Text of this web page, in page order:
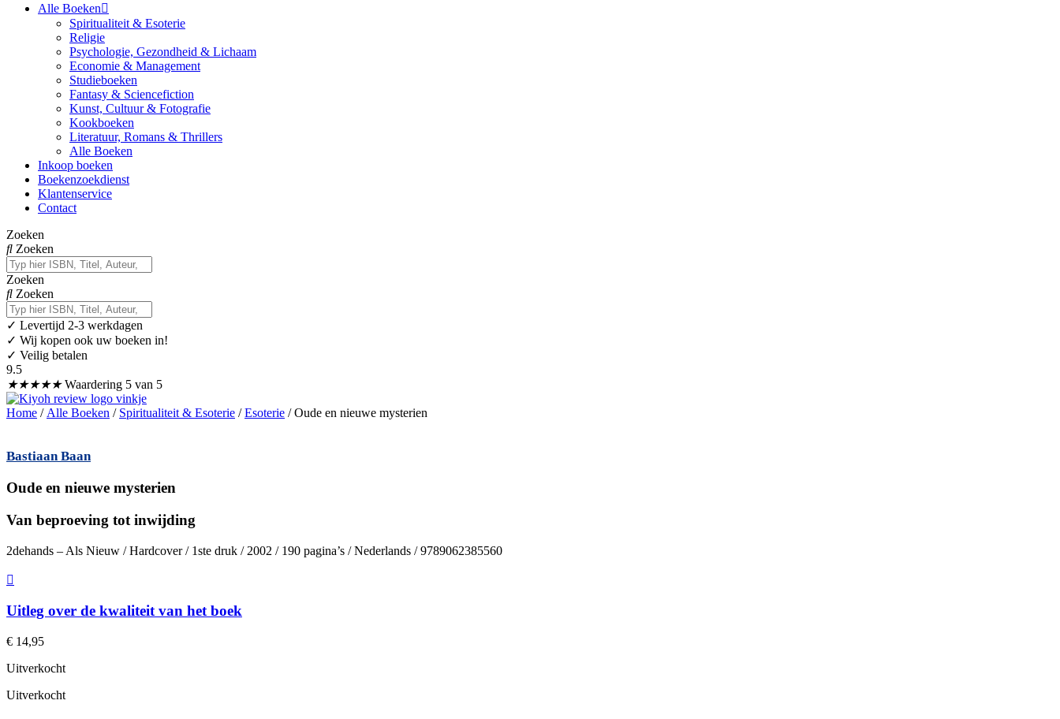
Alle Boeken
Spiritualiteit & Esoterie
Religie
Psychologie, Gezondheid & Lichaam
Economie & Management
Studieboeken
Fantasy & Sciencefiction
Kunst, Cultuur & Fotografie
Kookboeken
Literatuur, Romans & Thrillers
Alle Boeken
Inkoop boeken
Boekenzoekdienst
Klantenservice
Contact
Zoeken
Zoeken
Zoeken
Zoeken
✓ Levertijd 2-3 werkdagen
✓ Wij kopen ook uw boeken in!
✓ Veilig betalen
9.5
★★★★★ Waardering 5 van 5
Home / Alle Boeken / Spiritualiteit & Esoterie /Esoterie / Oude en nieuwe mysterien
Bastiaan Baan
Oude en nieuwe mysterien
Van beproeving tot inwijding
2dehands – Als Nieuw / Hardcover / 1ste druk / 2002 / 190 pagina’s / Nederlands / 9789062385560
Uitleg over de kwaliteit van het boek
€ 14,95
Uitverkocht
Uitverkocht